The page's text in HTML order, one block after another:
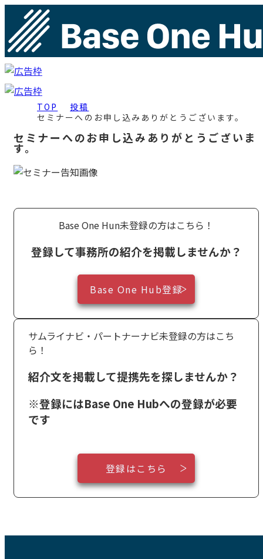
TOP
投稿
セミナーへのお申し込みありがとうございます。
セミナーへのお申し込みありがとうございま
す。
Base One Hun未登録の方はこちら！
登録して事務所の紹介を掲載しませんか？
Base One Hub登録
サムライナビ・パートナーナビ未登録の方はこち
ら！
紹介文を掲載して提携先を探しませんか？
※登録にはBase One Hubへの登録が必要
です
登録はこちら